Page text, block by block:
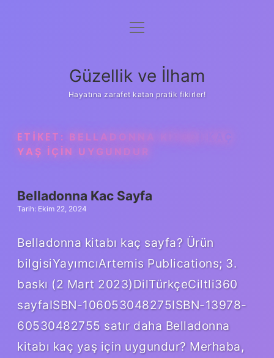
Anasayfa
Yasal Uyarı
menüyü
Güzellik ve İlham
Hayatına zarafet katan pratik fikirler!
ETIKET: BELLADONNA KITABI KAÇ
YAŞ IÇIN UYGUNDUR
Belladonna Kac Sayfa
Tarih: Ekim 22, 2024
Belladonna kitabı kaç sayfa? Ürün
bilgisiYayımcı‎Artemis Publications; 3.
baskı (2 Mart 2023)Dil‎TürkçeCiltli‎360
sayfaISBN-10‎6053048275ISBN-13‎978-
60530482755 satır daha Belladonna
kitabı kaç yaş için uygundur? Merhaba,